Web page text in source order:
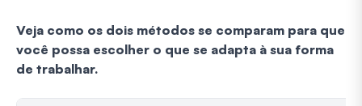
Veja como os dois métodos se comparam para que
você possa escolher o que se adapta à sua forma
de trabalhar.